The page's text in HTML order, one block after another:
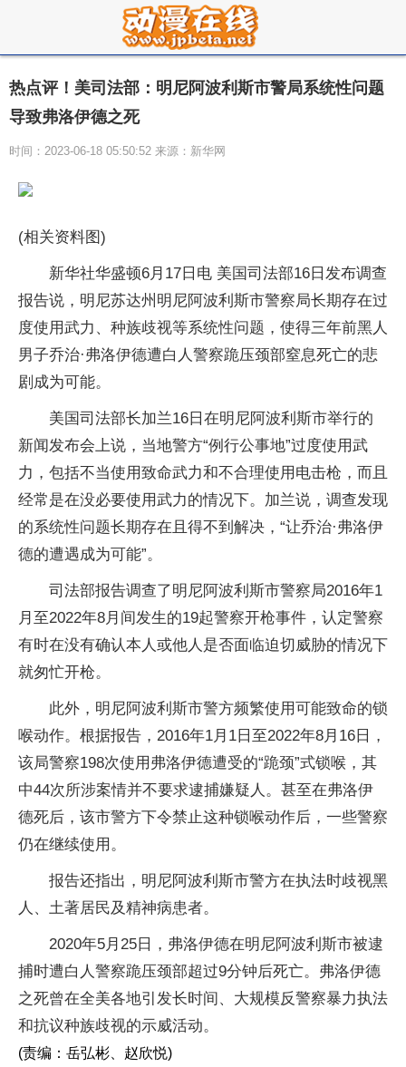
热点评！美司法部：明尼阿波利斯市警局系统性问题
导致弗洛伊德之死
时间：2023-06-18 05:50:52 来源：新华网
(相关资料图)
新华社华盛顿6月17日电 美国司法部16日发布调查
报告说，明尼苏达州明尼阿波利斯市警察局长期存在过
度使用武力、种族歧视等系统性问题，使得三年前黑人
男子乔治·弗洛伊德遭白人警察跪压颈部窒息死亡的悲
剧成为可能。
美国司法部长加兰16日在明尼阿波利斯市举行的
新闻发布会上说，当地警方“例行公事地”过度使用武
力，包括不当使用致命武力和不合理使用电击枪，而且
经常是在没必要使用武力的情况下。加兰说，调查发现
的系统性问题长期存在且得不到解决，“让乔治·弗洛伊
德的遭遇成为可能”。
司法部报告调查了明尼阿波利斯市警察局2016年1
月至2022年8月间发生的19起警察开枪事件，认定警察
有时在没有确认本人或他人是否面临迫切威胁的情况下
就匆忙开枪。
此外，明尼阿波利斯市警方频繁使用可能致命的锁
喉动作。根据报告，2016年1月1日至2022年8月16日，
该局警察198次使用弗洛伊德遭受的“跪颈”式锁喉，其
中44次所涉案情并不要求逮捕嫌疑人。甚至在弗洛伊
德死后，该市警方下令禁止这种锁喉动作后，一些警察
仍在继续使用。
报告还指出，明尼阿波利斯市警方在执法时歧视黑
人、土著居民及精神病患者。
2020年5月25日，弗洛伊德在明尼阿波利斯市被逮
捕时遭白人警察跪压颈部超过9分钟后死亡。弗洛伊德
之死曾在全美各地引发长时间、大规模反警察暴力执法
和抗议种族歧视的示威活动。
(责编：岳弘彬、赵欣悦)